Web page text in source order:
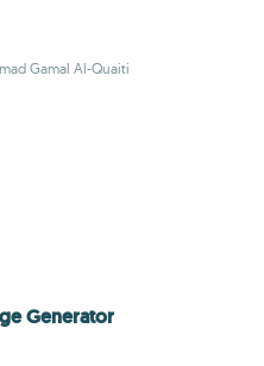
Gamal Al-Quaiti
Generator